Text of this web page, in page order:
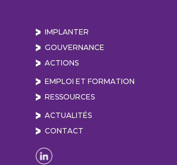
IMPLANTER
GOUVERNANCE
ACTIONS
EMPLOI ET FORMATION
RESSOURCES
ACTUALITÉS
CONTACT
Naviguer sur la page